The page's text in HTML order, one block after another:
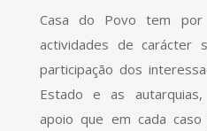
Casa do Povo tem por
actividades de carácter
participação dos
Estado e as autarquias,
apoio que em cada